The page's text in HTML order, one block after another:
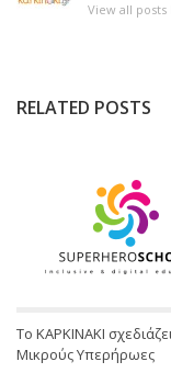
View all posts
RELATED POSTS
Το ΚΑΡΚΙΝΑΚΙ
Μικρούς Υπερήρωες